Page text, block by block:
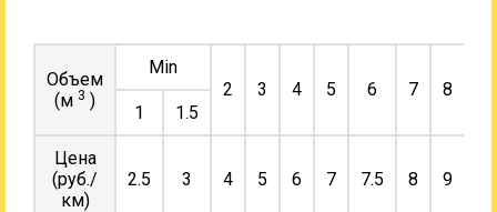
Объем
(м 3 )
Min
2
3 4 5 6 7 8
1
1.5
Цена
(руб./
км)
2.5 3 4 5 6 7 7.5 8 9